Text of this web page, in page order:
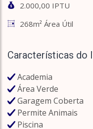
2.000,00 IPTU
268m² Área Útil
Características do
Academia
Área Verde
Garagem Coberta
Permite Animais
Piscina